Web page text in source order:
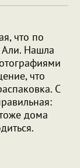
что по
Али. Нашла
что
С
дома